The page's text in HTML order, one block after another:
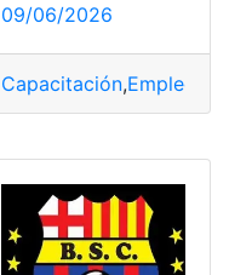
09/06/2026
Capacitación,Empleo